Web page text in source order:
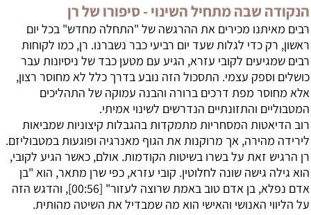
הנקודה שבה מתחיל השינוי - סיפורו של רן
רבים מאיתנו מכירים את ההרגשה של "התחלה מחדש" בכל יום
ראשון, רק כדי לגלות שעד יום רביעי כבר נשברנו. רן, כמו לקוחות
רבים שמגיעים לקובי עזרא, הגיע עם מטען כבד של ניסיונות עבר
כושלים וספק עצמי. התסכול הזה נובע בדרך כלל לא מחוסר רצון,
אלא מחוסר מפת דרכים ברורה והבנה עמוקה של התהליכים
המטבוליים והתזונתיים הנדרשים לשינוי אמיתי.
רוב הדיאטות המסחריות מתמקדות בהגבלות קיצוניות שמביאות
לירידה מהירה, אך מרוקנות את הגוף מאנרגיה ופוגעות במטבוליזם.
רן הרגיש זאת על בשרו בשיטות הקודמות. אולם, כאשר הגיע לקובי,
הוא גילה גישה שונה לחלוטין. קובי עזרא, כפי שרן מתאר, הוא "בן
אדם נפלא, בן אדם טוב באמת שרוצה לעזור" [00:56], והדגש הזה
על הליווי האנושי והאישי הוא מה שמבדיל את השיטה מהותית.